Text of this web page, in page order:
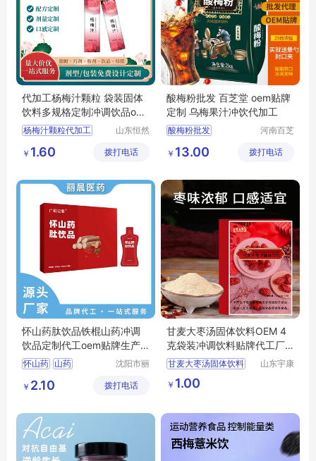
代加工杨梅汁颗粒 袋装固体
饮料多规格定制冲调饮品oe
m贴牌源头厂
杨梅汁颗粒代加工
冲调饮品定制
饮品源头工厂
山东恒然
技有限公
￥ 1.60 拨打电话
酸梅粉批发 百芝堂 oem贴牌
定制 乌梅果汁冲饮代加工
酸梅粉批发
河南百芝
团有限公
￥ 13.00 拨打电话
怀山药肽饮品铁棍山药冲调
饮品定制代工oem贴牌生产
厂家
怀山药 山药
山药肽
沈阳市丽
药科技有
￥ 2.10 拨打电话
甘麦大枣汤固体饮料OEM 4
克袋装冲调饮料贴牌代工厂
外贸出口
甘麦大枣汤固体饮料
冲调饮料贴牌代工厂
山东宇康
￥ 1.00